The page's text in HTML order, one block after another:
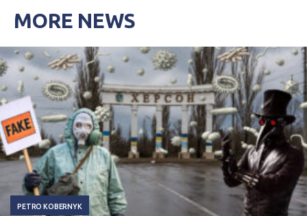
MORE NEWS
PETRO KOBERNYK